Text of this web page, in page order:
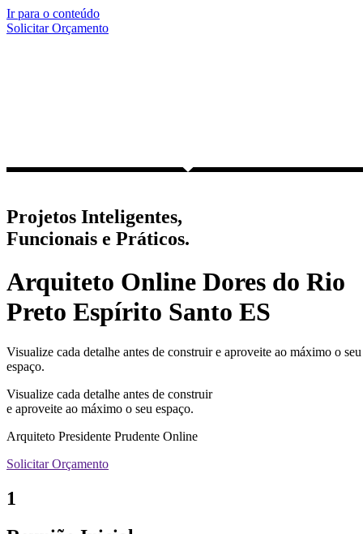
Ir para o conteúdo
Solicitar Orçamento
Projetos Inteligentes,
Funcionais e Práticos.
Arquiteto Online Dores do Rio
Preto Espírito Santo ES
Visualize cada detalhe antes de construir e aproveite ao máximo o seu
espaço.
Visualize cada detalhe antes de construir
e aproveite ao máximo o seu espaço.
Arquiteto Presidente Prudente Online
Solicitar Orçamento
1